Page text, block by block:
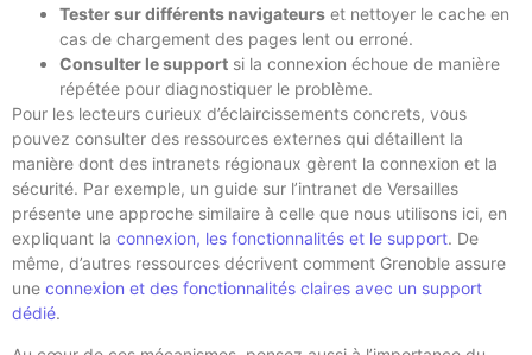
Tester sur différents navigateurs et nettoyer le cache en
cas de chargement des pages lent ou erroné.
Consulter le support si la connexion échoue de manière
répétée pour diagnostiquer le problème.
Pour les lecteurs curieux d’éclaircissements concrets, vous
pouvez consulter des ressources externes qui détaillent la
manière dont des intranets régionaux gèrent la connexion et la
sécurité. Par exemple, un guide sur l’intranet de Versailles
présente une approche similaire à celle que nous utilisons ici, en
expliquant la connexion, les fonctionnalités et le support. De
même, d’autres ressources décrivent comment Grenoble assure
une connexion et des fonctionnalités claires avec un support
dédié.